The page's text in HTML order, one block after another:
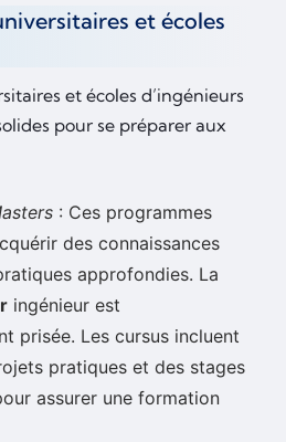
et écoles
et écoles d’ingénieurs
pour se préparer aux
: Ces programmes
des connaissances
approfondies. La
ingénieur est
prisée. Les cursus incluent
pratiques et des stages
assurer une formation